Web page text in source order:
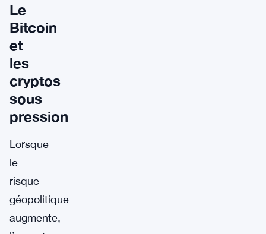
Le
Bitcoin
et
les
cryptos
sous
pression
Lorsque
le
risque
géopolitique
augmente,